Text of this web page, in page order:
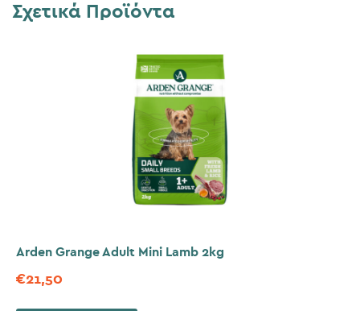
Σχετικά Προϊόντα
Arden Grange Adult Mini Lamb 2kg
€21,50